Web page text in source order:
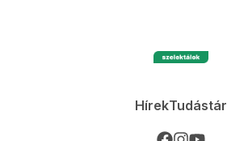
HírekTudástár